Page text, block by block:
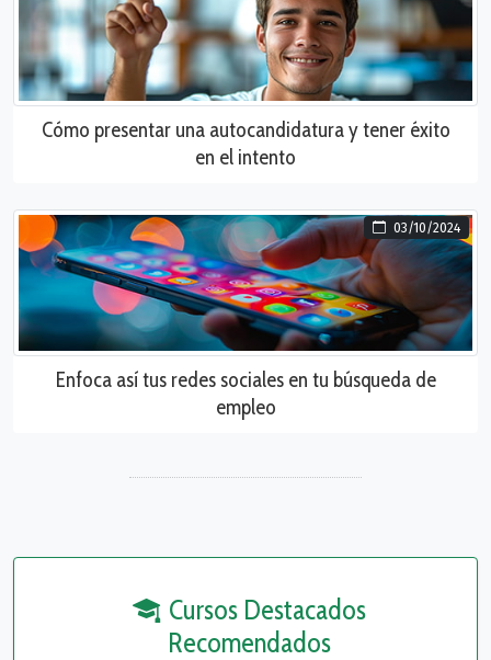
Cómo presentar una autocandidatura y tener éxito
en el intento
03/10/2024
Enfoca así tus redes sociales en tu búsqueda de
empleo
Cursos Destacados
Recomendados